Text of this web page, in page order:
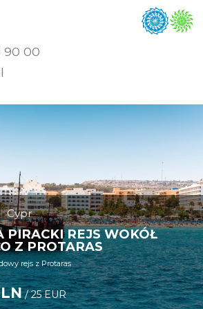
90 00
Cypr
PIRACKI REJS WOKÓŁ
Z PROTARAS
rejs z Protaras
/ 25 EUR